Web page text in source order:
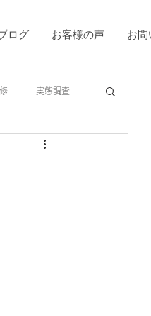
ログ お客様の声 お
実態調査